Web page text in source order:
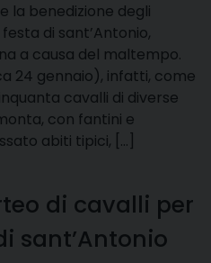
la benedizione degli
di sant’Antonio,
a causa del maltempo.
24 gennaio), infatti, come
cavalli di diverse
con fantini e
abiti tipici, […]
di cavalli per
sant’Antonio